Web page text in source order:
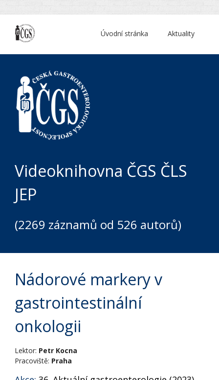
Aktuality
Úvodní stránka
Videoknihovna ČGS ČLS
JEP
(2269 záznamů od 526 autorů)
Nádorové markery v
gastrointestinální
onkologii
Lektor: Petr Kocna
Pracoviště: Praha